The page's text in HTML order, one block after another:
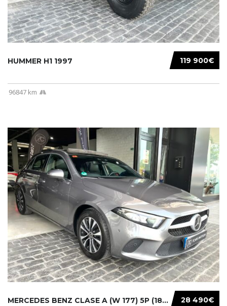
119 900€
HUMMER H1 1997
96847 km
28 490€
MERCEDES BENZ CLASE A (W 177) 5P (18-) 2020....